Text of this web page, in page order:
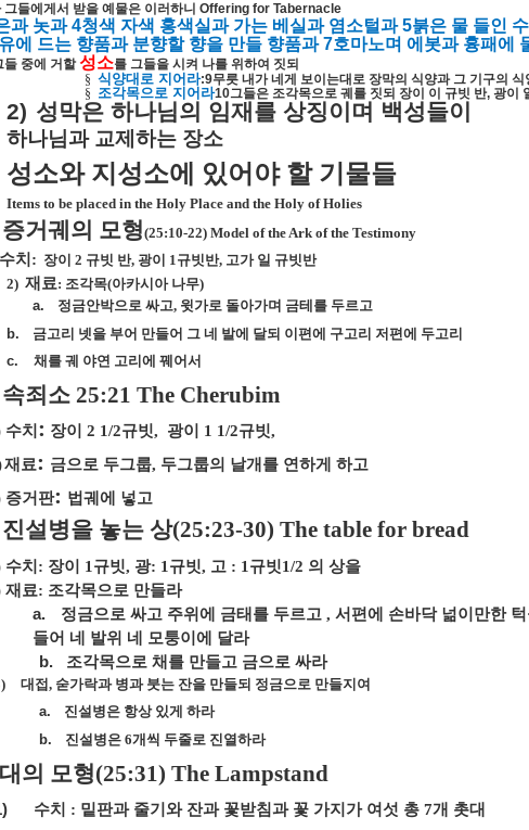
그들에게서 받을 예물은 이러하니 Offering for Tabernacle
과 놋과4청색 자색 홍색실과 가는 베실과 염소털과5붉은 물 들인
에
드는 향품과 분향할 향을 만들 향품과7호마노며 에봇과 흉패에
들 중에 거할 성소를 그들을 시켜 나를 위하여 짓되
§ 식양대로 지어라:9무릇 내가 네게 보이는대로 장막의 식양과 그 기구의 식
§ 조각목으로 지어라10그들은 조각목으로 궤를 짓되 장이 이 규빗 반, 광이
2) 성막은 하나님의 임재를 상징이며 백성들이
하나님과 교제하는 장소
성소와 지성소에 있어야 할 기물들
Items to be placed in the Holy Place and the Holy of Holies
증거궤의 모형(25:10-22) Model of the Ark of the Testimony
수치 : 장이 2 규빗 반, 광이 1규빗반, 고가 일 규빗반
2) 재료 : 조각목(아카시아 나무)
a.
정금안박으로 싸고, 윗가로 돌아가며 금테를 두르고
b.
금고리 넷을 부어 만들어 그 네 발에 달되 이편에 구고리 저편에 두고리
c.
채를 궤 야연 고리에 꿰어서
속죄소 25:21 The Cherubim
수치 : 장이 2 1/2규빗, 광이 1 1/2규빗,
재료: 금으로 두그룹, 두그룹의 날개를 연하게 하고
증거판: 법궤에 넣고
진설병을 놓는 상(25:23-30) The table for bread
수치 : 장이 1 규빗, 광: 1 규빗, 고 : 1 규빗1/2 의 상을
재료: 조각목으로 만들라
a.
정금으로 싸고 주위에 금태를 두르고 , 서편에 손바닥 넒이만한
들어 네 발위 네 모퉁이에 달라
b.
조각목으로 채를 만들고 금으로 싸라
대접, 숟가락과 병과 붓는 잔을 만들되 정금으로 만들지여
a.
진설병은 항상 있게 하라
b.
진설병은 6개씩 두줄로 진열하라
의 모형(25:31) The Lampstand
수치 : 밑판과 줄기와 잔과 꽃받침과 꽃 가지가 여섯 총 7개 촛대